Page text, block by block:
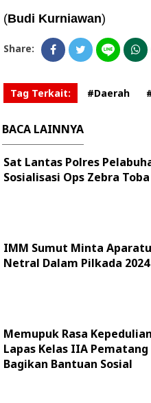
(Budi Kurniawan)
Share:
Tag Terkait: #Daerah
BACA LAINNYA
Sat Lantas Polres
Sosialisasi Ops Zebra Toba
IMM Sumut Minta
Netral Dalam Pilkada 2024
Memupuk Rasa
Lapas Kelas IIA
Bagikan Bantuan Sosial